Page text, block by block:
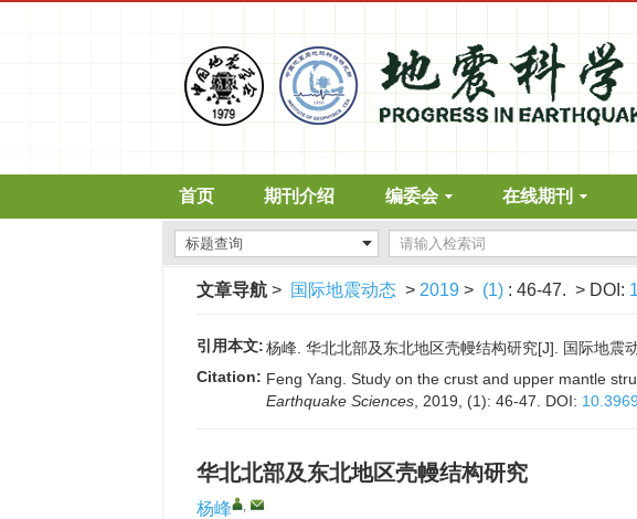
首页 期刊介绍 编委会 在线期刊
文章导航 > 国际地震动态 > 2019 > (1) : 46-47. > DOI:
引用本文:杨峰. 华北北部及东北地区壳幔结构研究[J]. 国际地震
Citation: Feng Yang. Study on the crust and upper mantle
Earthquake Sciences , 2019, (1): 46-47. DOI:
华北北部及东北地区壳幔结构研究
杨峰 ,